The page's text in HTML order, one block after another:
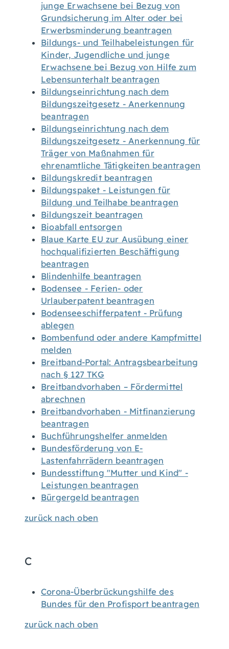
junge Erwachsene bei Bezug von
Grundsicherung im Alter oder bei
Erwerbsminderung beantragen
Bildungs- und Teilhabeleistungen für
Kinder, Jugendliche und junge
Erwachsene bei Bezug von Hilfe zum
Lebensunterhalt beantragen
Bildungseinrichtung nach dem
Bildungszeitgesetz - Anerkennung
beantragen
Bildungseinrichtung nach dem
Bildungszeitgesetz - Anerkennung für
Träger von Maßnahmen für
ehrenamtliche Tätigkeiten beantragen
Bildungskredit beantragen
Bildungspaket - Leistungen für
Bildung und Teilhabe beantragen
Bildungszeit beantragen
Bioabfall entsorgen
Blaue Karte EU zur Ausübung einer
hochqualifizierten Beschäftigung
beantragen
Blindenhilfe beantragen
Bodensee - Ferien- oder
Urlauberpatent beantragen
Bodenseeschifferpatent - Prüfung
ablegen
Bombenfund oder andere Kampfmittel
melden
Breitband-Portal: Antragsbearbeitung
nach § 127 TKG
Breitbandvorhaben – Fördermittel
abrechnen
Breitbandvorhaben - Mitfinanzierung
beantragen
Buchführungshelfer anmelden
Bundesförderung von E-
Lastenfahrrädern beantragen
Bundesstiftung "Mutter und Kind" -
Leistungen beantragen
Bürgergeld beantragen
zurück nach oben
C
Corona-Überbrückungshilfe des
Bundes für den Profisport beantragen
zurück nach oben